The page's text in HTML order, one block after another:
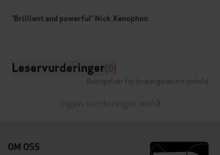
'Brilliant and powerful' Nick Xenophon
Leservurderinger(0)
Betingelser for brukergenerert innhold
Ingen vurderinger ennå
OM OSS